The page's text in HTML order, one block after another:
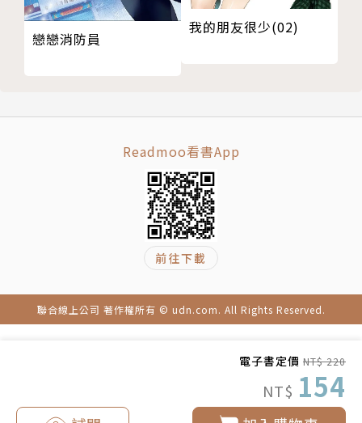
電子書定價 NT$ 220
NT$ 154
戀戀消防員
我的朋友很少(02)
Readmoo看書App
前往下載
聯合線上公司 著作權所有 © udn.com. All Rights Reserved.